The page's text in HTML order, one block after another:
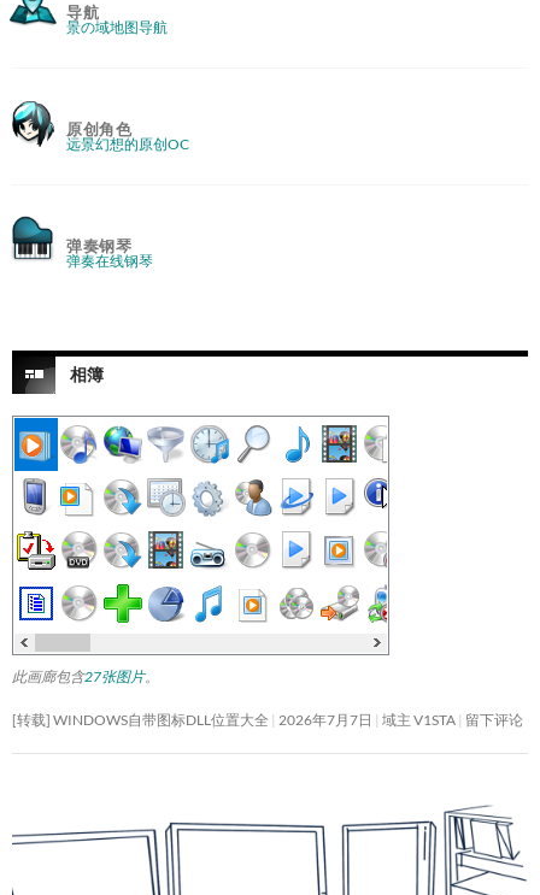
导航
景の域地图导航
原创角色
远景幻想的原创OC
弹奏钢琴
弹奏在线钢琴
相簿
此画廊包含27张图片。
[转载] WINDOWS自带图标DLL位置大全 2026年7月7日 域主 V1STA 留下评论